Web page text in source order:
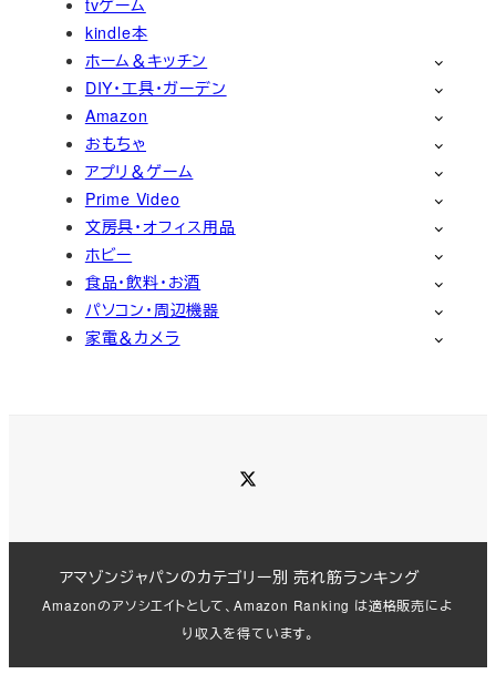
kindle本
ホーム＆キッチン
DIY・工具・ガーデン
Amazon
おもちゃ
アプリ＆ゲーム
Prime Video
文房具・オフィス用品
ホビー
食品・飲料・お酒
パソコン・周辺機器
家電＆カメラ
アマゾンジャパンのカテゴリー別 売れ筋ランキング
Amazonのアソシエイトとして、Amazon Ranking は適格販売によ
り収入を得ています。